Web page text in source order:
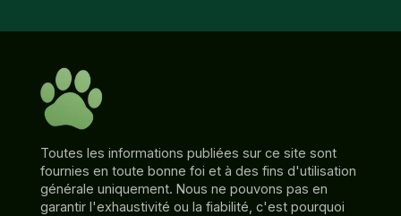
Toutes les informations publiées sur ce site sont
fournies en toute bonne foi et à des fins d'utilisation
générale uniquement. Nous ne pouvons pas en
garantir l'exhaustivité ou la fiabilité, c'est pourquoi